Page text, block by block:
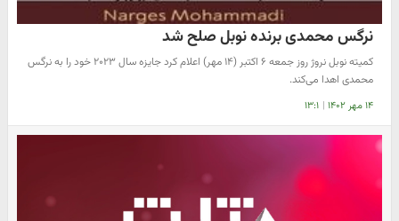
نرگس محمدی برنده نوبل صلح شد
کمیته نوبل نروژ روز جمعه ۶ اکتبر (۱۴ مهر) اعلام کرد جایزه سال ۲۰۲۳ خود را به نرگس
محمدی اهدا می‌کند.
۱۴ مهر ۱۴۰۲ | ۱۳:۱